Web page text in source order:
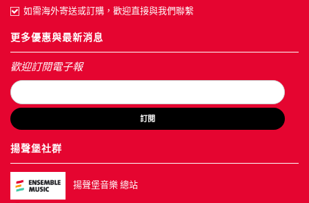
如需海外寄送或訂購，歡迎直接與我們聯繫
更多優惠與最新消息
歡迎訂閱電子報
訂閱
揚聲堡社群
揚聲堡音樂 總站